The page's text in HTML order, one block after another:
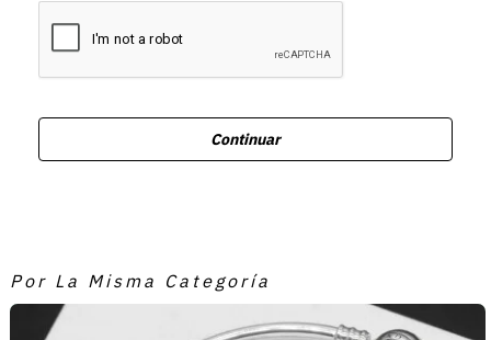
Continuar
Por La Misma Categoría